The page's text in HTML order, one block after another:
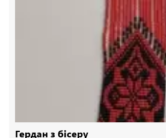
Гердан з бісеру